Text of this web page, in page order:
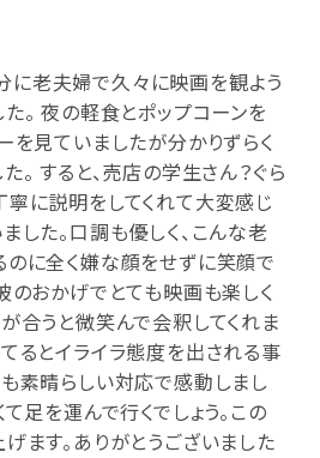
老夫婦で久々に映画を観よう
。 夜の軽食とポップコーンを
を見ていましたが分かりずらく
。 すると、売店の学生さん？ぐら
に説明をしてくれて大変感じ
した。口調も優しく、こんな老
に全く嫌な顔をせずに笑顔で
のおかげでとても映画も楽しく
合うと微笑んで会釈してくれま
るとイライラ態度を出される事
素晴らしい対応で感動しまし
足を運んで行くでしょう。この
ます。ありがとうございました